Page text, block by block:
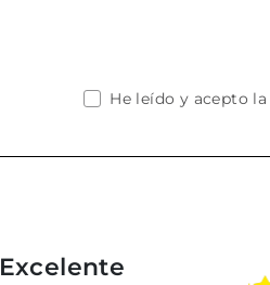
He leído y acepto la
Excelente